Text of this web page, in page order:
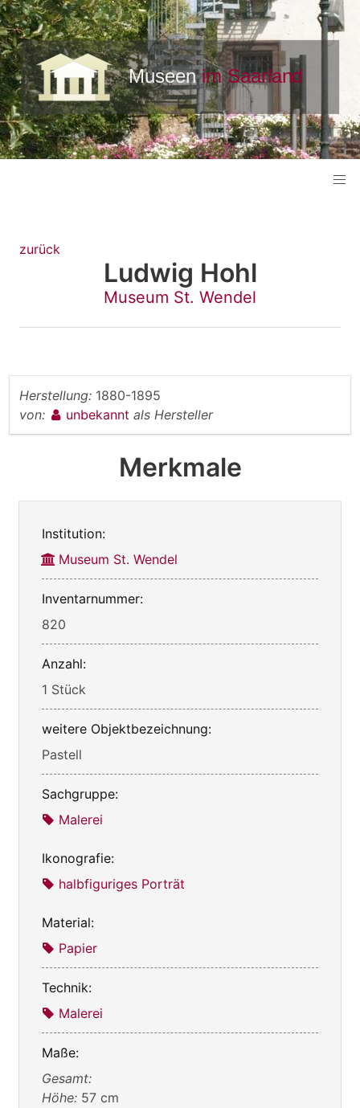
zurück
Ludwig Hohl
Museum St. Wendel
Herstellung: 1880-1895
von:
unbekannt als Hersteller
Merkmale
Institution:
Museum St. Wendel
Inventarnummer:
820
Anzahl:
1 Stück
weitere Objektbezeichnung:
Pastell
Sachgruppe:
Malerei
Ikonografie:
halbfiguriges Porträt
Material:
Papier
Technik:
Malerei
Maße:
Gesamt:
Höhe: 57 cm